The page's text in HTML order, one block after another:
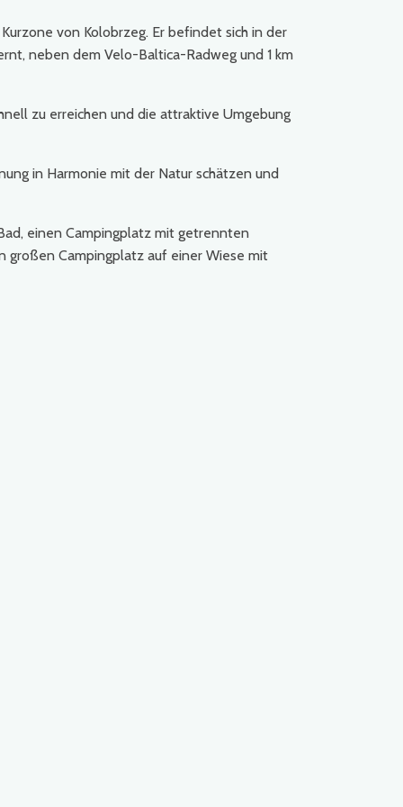
von Kolobrzeg. Er befindet sich in der
neben dem Velo-Baltica-Radweg und 1 km
zu erreichen und die attraktive Umgebung
in Harmonie mit der Natur schätzen und
einen Campingplatz mit getrennten
großen Campingplatz auf einer Wiese mit